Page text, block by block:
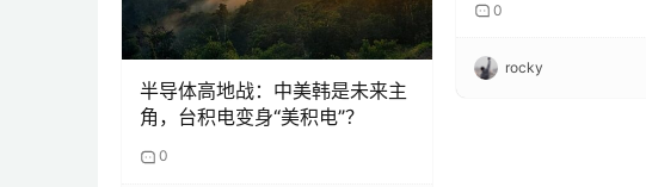
半导体高地战：中美韩是未来主
角，台积电变身“美积电”？
0
0
rocky